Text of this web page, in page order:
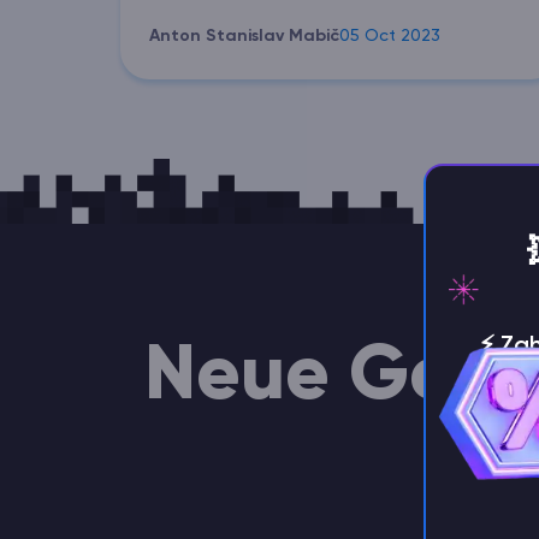
Anton Stanislav Mabič05 Oct 2023
Neue
⚡️